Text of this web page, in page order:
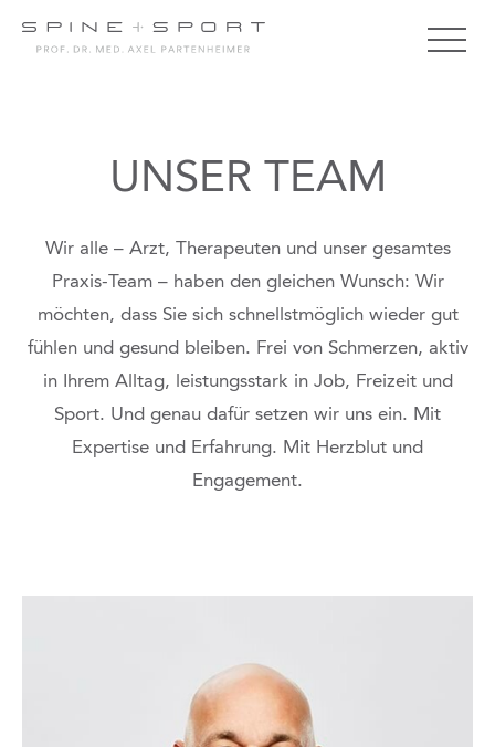
UNSER TEAM
Wir alle – Arzt, Therapeuten und unser gesamtes
Praxis-Team – haben den gleichen Wunsch: Wir
möchten, dass Sie sich schnellstmöglich wieder gut
fühlen und gesund bleiben. Frei von Schmerzen, aktiv
in Ihrem Alltag, leistungsstark in Job, Freizeit und
Sport. Und genau dafür setzen wir uns ein. Mit
Expertise und Erfahrung. Mit Herzblut und
Engagement.